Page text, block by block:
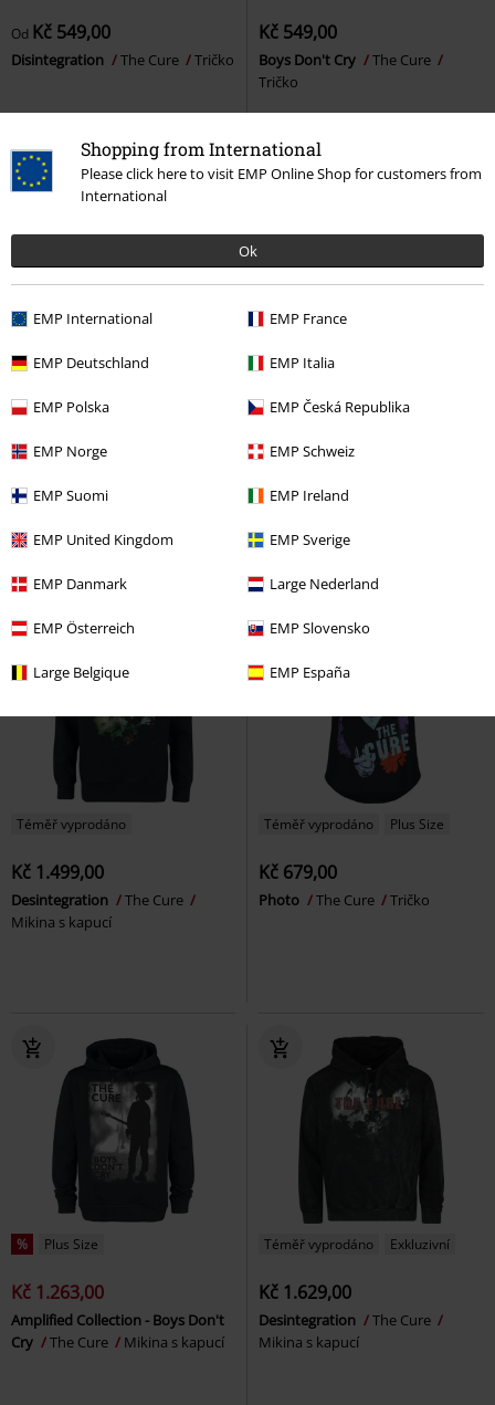
Shopping from International
Please click here to visit EMP Online Shop for customers from
International
Ok
EMP International EMP France
EMP Deutschland EMP Italia
EMP Polska EMP Česká Republika
EMP Norge EMP Schweiz
EMP Suomi EMP Ireland
EMP United Kingdom EMP Sverige
EMP Danmark Large Nederland
EMP Österreich EMP Slovensko
Large Belgique EMP España
Od Kč 549,00
Disintegration The Cure Tričko
Kč 549,00
Boys Don't Cry
The Cure
Tričko
Plus Size
Od Kč 549,00
Tričko
% Plus Size
OdKč 509,00
Téměř vyprodáno
Kč 1.499,00
Desintegration
The Cure
Mikina s kapucí
Téměř vyprodáno Plus Size
Kč 679,00
Photo The Cure Tričko
% Plus Size
Kč 1.263,00
Amplified Collection - Boys Don't
Cry
The Cure Mikina s kapucí
Téměř vyprodáno Exkluzivní
Kč 1.629,00
Desintegration
The Cure
Mikina s kapucí